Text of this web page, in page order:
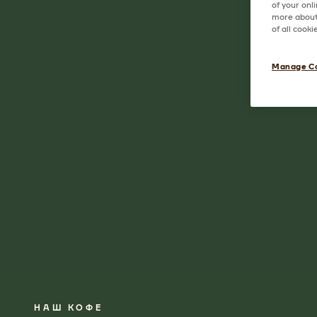
НАШ КОФЕ
of your
more
of all
Manage